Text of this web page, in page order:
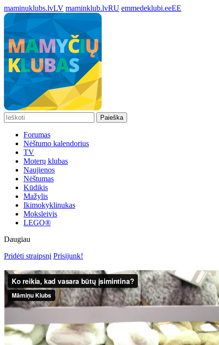
maminuklubs.lvLV maminklub.lvRU emmedeklubi.eeEE
Paieška
Forumas
Nėštumo kalendorius
TV
Moterų klubas
Naujienos
Nėštumas
Kūdikis
Mažylis
Ikimokyklinukas
Moksleivis
LEGO®
Daugiau
Pridėti straipsnį Prisijunk!